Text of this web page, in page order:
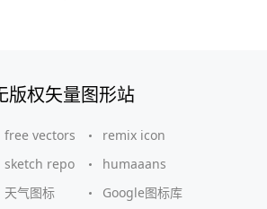
版权矢量图形站
free vectors
remix icon
sketch repo
humaaans
天气图标
Google图标库